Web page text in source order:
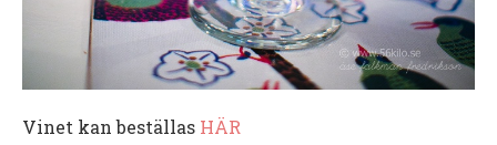
Vinet kan beställas HÄR